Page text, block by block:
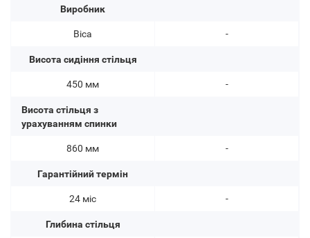
Виробник
Bica
Висота сидіння стільця
450 мм
Висота стільця з
урахуванням спинки
860 мм
Гарантійний термін
24 міс
Глибина стільця
-
-
-
-